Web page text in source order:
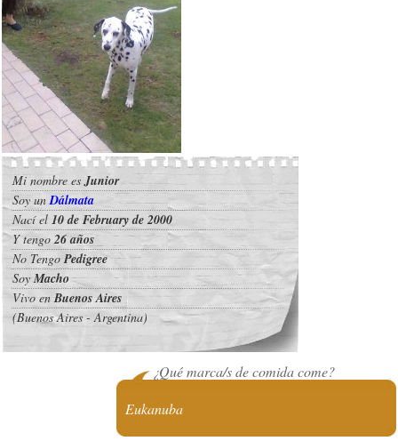
Mi nombre esJunior
Soy unDálmata
Nací el 10 de February de 2000
Y tengo26 años
No TengoPedigree
SoyMacho
Vivo enBuenos Aires
(Buenos Aires - Argentina)
¿Qué marca/s de comida come?
Eukanuba